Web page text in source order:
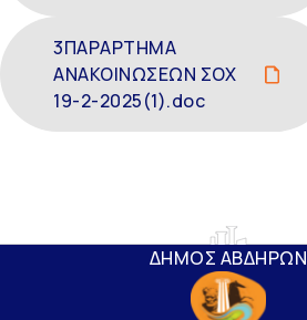
3ΠΑΡΑΡΤΗΜΑ
ΑΝΑΚΟΙΝΩΣΕΩΝ ΣΟΧ
19-2-2025(1).doc
ΔΗΜΟΣ ΑΒΔΗΡΩΝ